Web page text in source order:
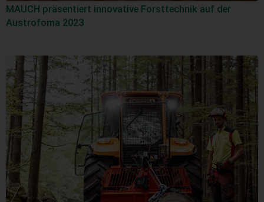
MAUCH präsentiert innovative Forsttechnik auf der
Austrofoma 2023